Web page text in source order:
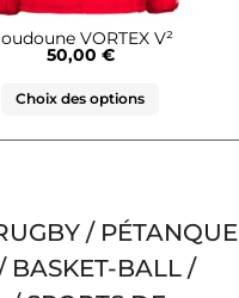
VORTEX V²
50,00 €
Choix des options
/ PÉTANQUE
BASKET-BALL /